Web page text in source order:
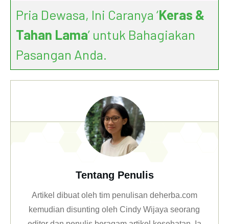
Pria Dewasa, Ini Caranya ‘Keras &
Tahan Lama’ untuk Bahagiakan
Pasangan Anda.
Tentang Penulis
Artikel dibuat oleh tim penulisan deherba.com
kemudian disunting oleh Cindy Wijaya seorang